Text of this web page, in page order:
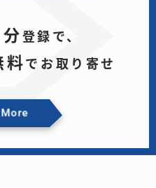
登録で、
料でお取り寄せ